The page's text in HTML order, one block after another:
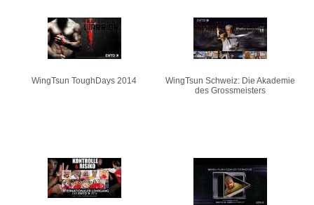
WingTsun ToughDays 2014
WingTsun Schweiz: Die Akademie
des Grossmeisters